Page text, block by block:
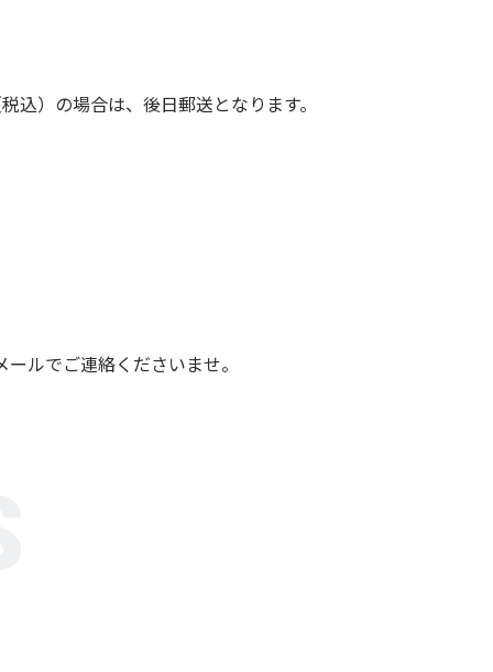
）の場合は、後日郵送となります。
ルでご連絡くださいませ。